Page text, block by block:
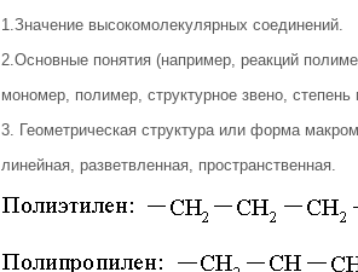
1.Значение высокомолекулярных соединений.
2.Основные понятия (например, реакций
мономер, полимер, структурное звено, степень
3. Геометрическая структура или форма
линейная, разветвленная, пространственная.